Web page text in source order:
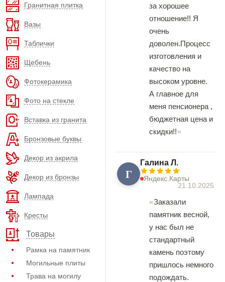
Гранитная плитка
Вазы
Таблички
Щебень
Фотокерамика
Фото на стекле
Вставка из гранита
Бронзовые буквы
Декор из акрила
Декор из бронзы
Лампада
Кресты
Товары
Рамка на памятник
Могильные плиты
Трава на могилу
за хорошее
отношение!! Я
очень
доволен.Процесс
изготовления и
качество на
высоком уровне.
А главное для
меня пенсионера ,
бюджетная цена и
скидки!!
Г
Галина Л.
Яндекс.Карты
21.10.2025
Заказали
памятник весной,
у нас был не
стандартный
камень поэтому
пришлось немного
подождать.